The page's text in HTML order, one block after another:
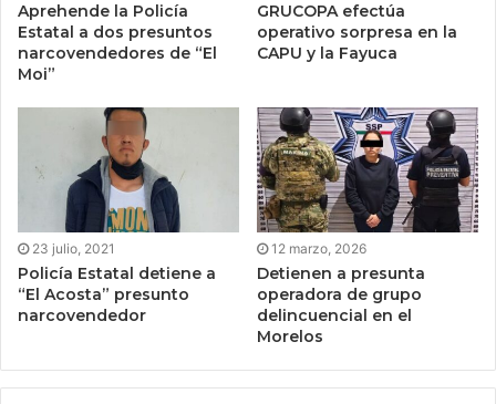
Aprehende la Policía
Estatal a dos presuntos
narcovendedores de “El
Moi”
GRUCOPA efectúa
operativo sorpresa en la
CAPU y la Fayuca
23 julio, 2021
Policía Estatal detiene a
“El Acosta” presunto
narcovendedor
12 marzo, 2026
Detienen a presunta
operadora de grupo
delincuencial en el
Morelos